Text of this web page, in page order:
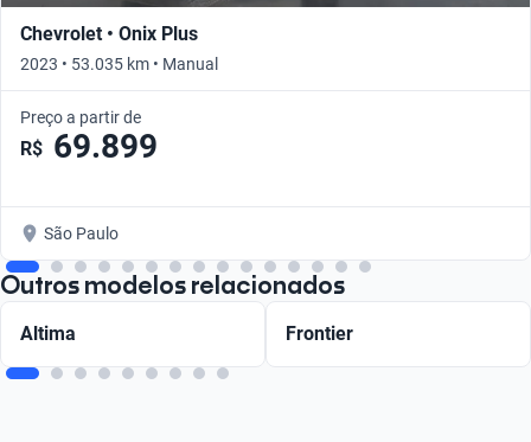
Chevrolet • Onix Plus
2023 • 53.035 km • Manual
Preço a partir de
R$ 69.899
São Paulo
Outros modelos relacionados
Altima Frontier